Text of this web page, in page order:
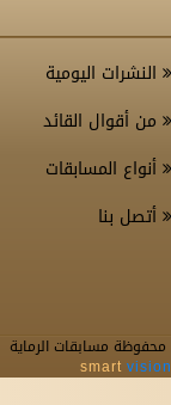
النشرات اليومية
من أقوال القائد
أنواع المسابقات
أتصل بنا
smart vision